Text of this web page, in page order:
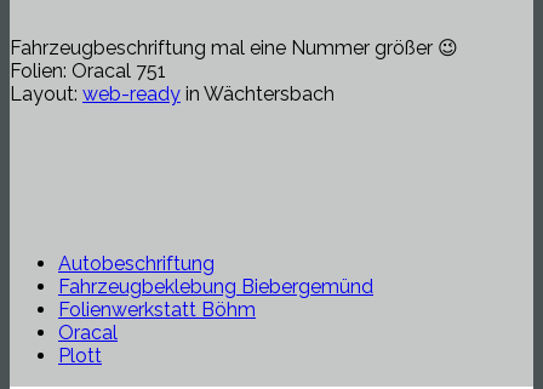
Fahrzeugbeschriftung mal eine Nummer größer 😉
Folien: Oracal 751
Layout: web-ready in Wächtersbach
Autobeschriftung
Fahrzeugbeklebung Biebergemünd
Folienwerkstatt Böhm
Oracal
Plott